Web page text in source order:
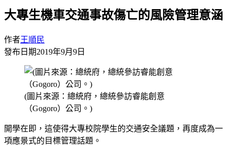
大專生機車交通事故傷亡的風險管理意涵
作者王順民
發布日期2019年9月9日
(圖片來源：總統府，總統參訪睿能創意
（Gogoro）公司。)
開學在即，這使得大專校院學生的交通安全議題，再度成為一
項應景式的目標管理話題。